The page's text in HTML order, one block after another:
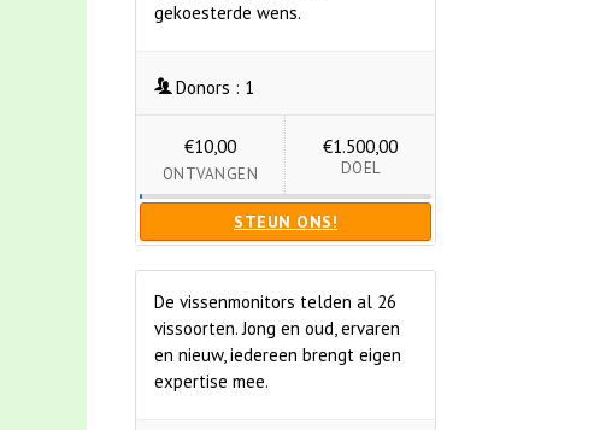
gekoesterde wens.
Donors : 1
€10,00
ONTVANGEN
€1.500,00
DOEL
STEUN ONS!
De vissenmonitors telden al 26
vissoorten. Jong en oud, ervaren
en nieuw, iedereen brengt eigen
expertise mee.